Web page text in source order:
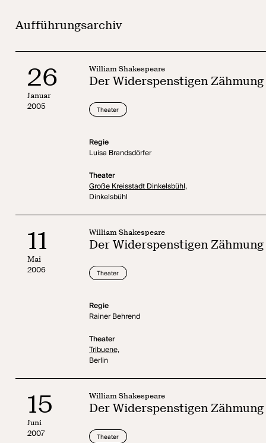
Aufführungsarchiv
26
Januar
2005
William Shakespeare
Der Widerspenstigen Zähmung
Theater
Regie
Luisa Brandsdörfer
Theater
Große Kreisstadt Dinkelsbühl,
Dinkelsbühl
11
Mai
2006
William Shakespeare
Der Widerspenstigen Zähmung
Theater
Regie
Rainer Behrend
Theater
Tribuene,
Berlin
15
Juni
2007
William Shakespeare
Der Widerspenstigen Zähmung
Theater